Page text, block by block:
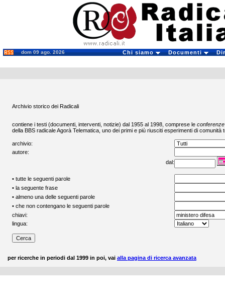
dom 09 ago. 2026 Chi siamo Documenti
Archivio storico dei Radicali
contiene i testi (documenti, interventi, notizie) dal 1955 al 1998, comprese le conferenze
della BBS radicaleAgorà Telematica , uno dei primi e più riusciti esperimenti di comunità
archivio:
autore:
dal:
• tutte le seguenti parole
• la seguente frase
• almeno una delle seguenti parole
• che non contengano le seguenti parole
chiavi:
lingua:
per ricerche in periodi dal 1999 in poi, vai alla pagina di ricerca avanzata